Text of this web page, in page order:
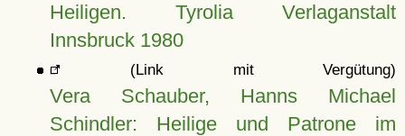
Heiligen. Tyrolia Verlaganstalt
Innsbruck 1980
(Link mit Vergütung)
Vera Schauber, Hanns Michael
Schindler: Heilige und Patrone im